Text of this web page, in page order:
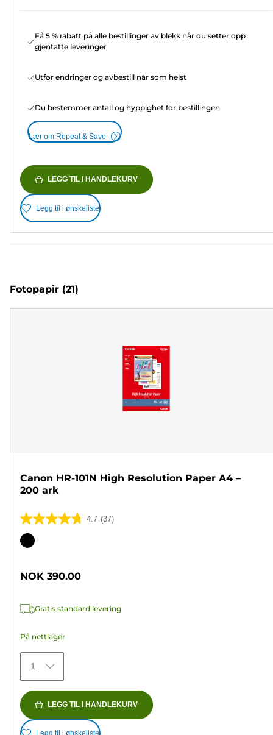
Få 5 % rabatt på alle bestillinger av blekk når du setter opp
gjentatte leveringer
Utfør endringer og avbestill når som helst
Du bestemmer antall og hyppighet for bestillingen
Lær om Repeat & Save
LEGG TIL I HANDLEKURV
Legg til i ønskeliste
Fotopapir (21)
Canon HR-101N High Resolution Paper A4 –
200 ark
4.7 (37)
4.7
av
Fargekassett
NOK 390.00
Gratis standard levering
På nettlager
1
LEGG TIL I HANDLEKURV
Legg til i ønskeliste